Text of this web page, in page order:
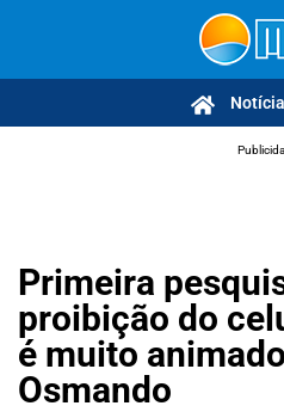
Primeira
proibição do
é muito
Osmando